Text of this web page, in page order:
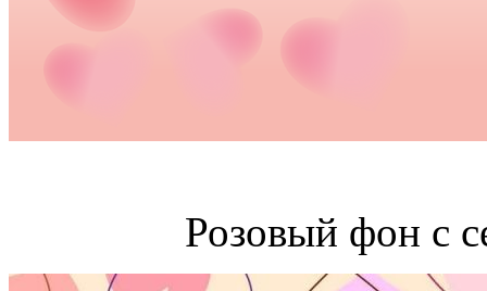
Розовый фон с